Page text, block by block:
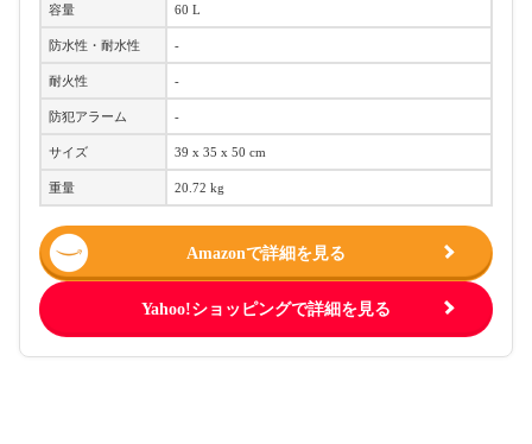
容量 60 L
防水性・耐水性 -
耐火性 -
防犯アラーム -
サイズ 39 x 35 x 50 cm
重量 20.72 kg
Amazonで詳細を見る
Yahoo!ショッピングで詳細を見る